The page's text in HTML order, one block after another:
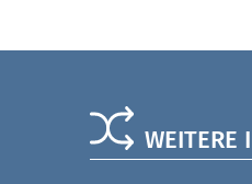
WEITERE